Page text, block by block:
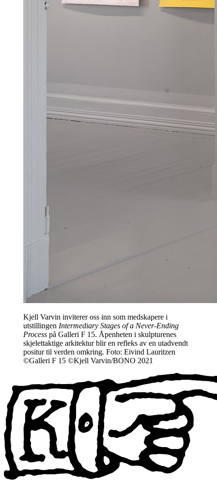
Kjell Varvin inviterer oss inn som medskapere i
utstillingen Intermediary Stages of a Never-Ending
Process på Galleri F 15. Åpenheten i skulpturenes
skjelettaktige arkitektur blir en refleks av en utadvendt
positur til verden omkring. Foto: Eivind Lauritzen
©Galleri F 15 ©Kjell Varvin/BONO 2021